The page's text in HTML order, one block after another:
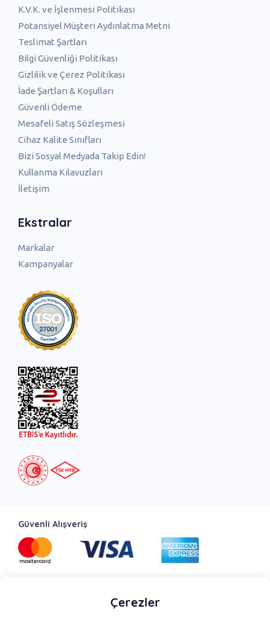
K.V.K. ve İşlenmesi Politikası
Potansiyel Müşteri Aydınlatma Metni
Teslimat Şartları
Bilgi Güvenliği Politikası
Gizlilik ve Çerez Politikası
İade Şartları & Koşulları
Güvenli Ödeme
Mesafeli Satış Sözleşmesi
Cihaz Kalite Sınıfları
Bizi Sosyal Medyada Takip Edin!
Kullanma Kılavuzları
İletişim
Ekstralar
Markalar
Kampanyalar
Güvenli Alışveriş
Çerezler